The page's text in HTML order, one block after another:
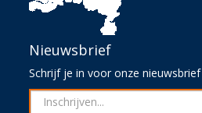
Nieuwsbrief
Schrijf je in voor onze nieuwsbrief